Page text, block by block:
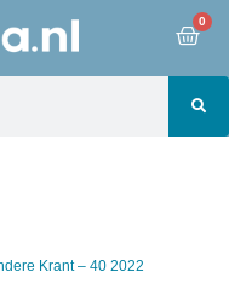
0
Krant – 40 2022